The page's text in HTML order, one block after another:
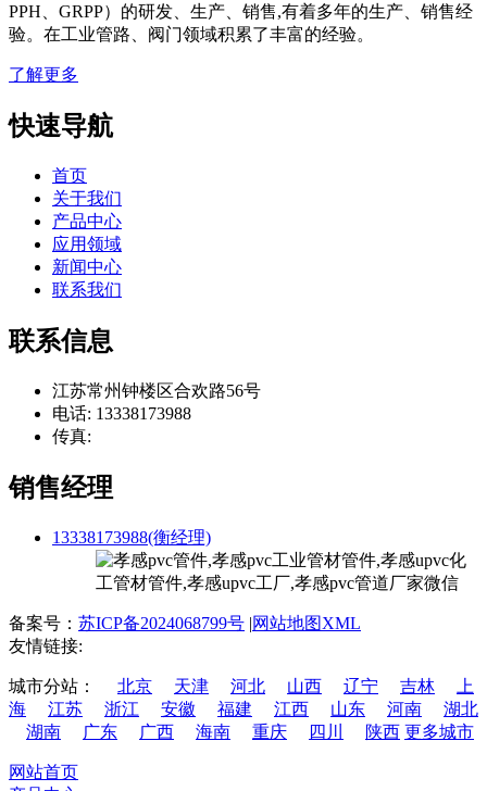
PPH、GRPP）的研发、生产、销售,有着多年的生产、销售经
验。在工业管路、阀门领域积累了丰富的经验。
了解更多
快速导航
首页
关于我们
产品中心
应用领域
新闻中心
联系我们
联系信息
江苏常州钟楼区合欢路56号
电话: 13338173988
传真:
销售经理
13338173988(衡经理)
备案号： 苏ICP备2024068799号 |网站地图XML
友情链接:
城市分站： 北京 天津 河北 山西 辽宁 吉林
上
海
江苏 浙江 安徽 福建 江西 山东 河南
湖北
湖南
广东 广西 海南 重庆 四川 陕西 更多城市
网站首页